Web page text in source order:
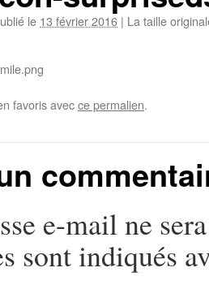
le 13 février 2016 | La taille
favoris avecce permalien.
e-mail ne
sont indiqués